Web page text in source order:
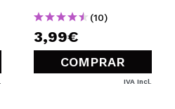
(10)
3,99€
COMPRAR
IVA Incl.